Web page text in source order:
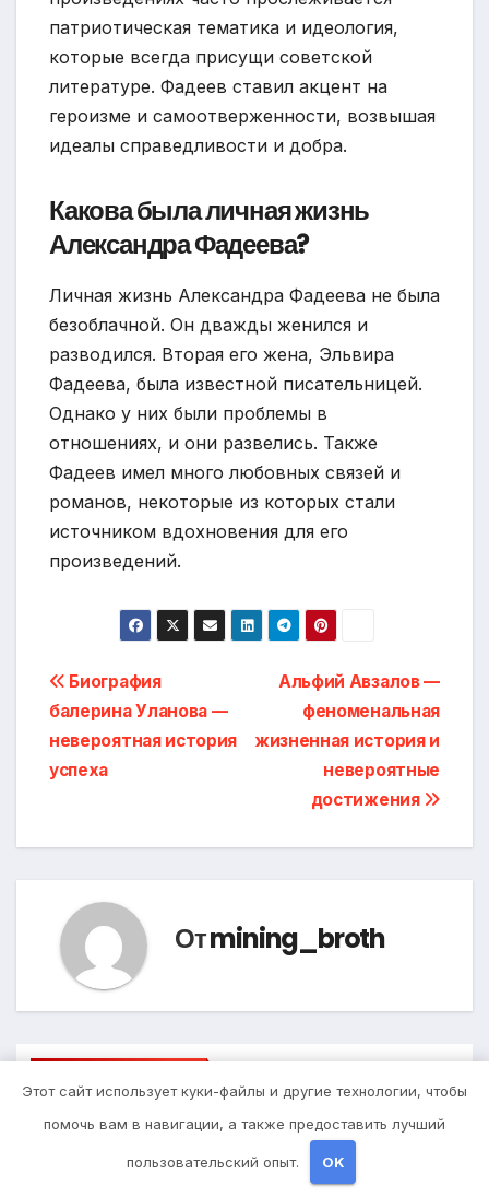
патриотическая тематика и идеология,
которые всегда присущи советской
литературе. Фадеев ставил акцент на
героизме и самоотверженности, возвышая
идеалы справедливости и добра.
Какова была личная жизнь
Александра Фадеева?
Личная жизнь Александра Фадеева не была
безоблачной. Он дважды женился и
разводился. Вторая его жена, Эльвира
Фадеева, была известной писательницей.
Однако у них были проблемы в
отношениях, и они развелись. Также
Фадеев имел много любовных связей и
романов, некоторые из которых стали
источником вдохновения для его
произведений.
Навигация
по
записям
Альфий Авзалов —
феноменальная
жизненная история и
невероятные
достижения
Биография
балерина Уланова —
невероятная история
успеха
Отmining_broth
Похожая запись
Этот сайт использует куки-файлы и другие технологии, чтобы
помочь вам в навигации, а также предоставить лучший
пользовательский опыт. OK